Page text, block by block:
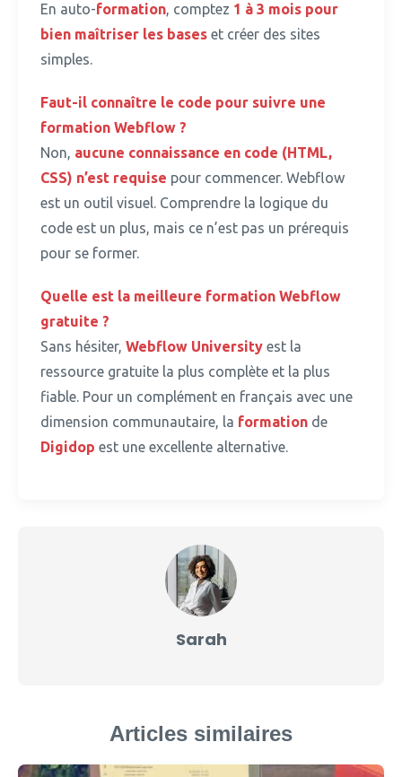
En auto-formation, comptez 1 à 3 mois pour
bien maîtriser les bases et créer des sites
simples.
Faut-il connaître le code pour suivre une
formation Webflow ?
Non, aucune connaissance en code (HTML,
CSS) n’est requise pour commencer. Webflow
est un outil visuel. Comprendre la logique du
code est un plus, mais ce n’est pas un prérequis
pour se former.
Quelle est la meilleure formation Webflow
gratuite ?
Sans hésiter, Webflow University est la
ressource gratuite la plus complète et la plus
fiable. Pour un complément en français avec une
dimension communautaire, la formation de
Digidop est une excellente alternative.
Sarah
Articles similaires